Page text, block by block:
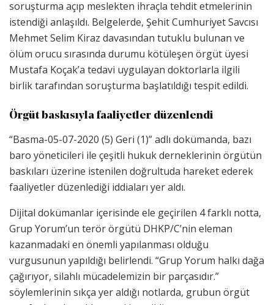
soruşturma açıp meslekten ihraçla tehdit etmelerinin
istendiği anlaşıldı. Belgelerde, Şehit Cumhuriyet Savcısı
Mehmet Selim Kiraz davasından tutuklu bulunan ve
ölüm orucu sırasında durumu kötüleşen örgüt üyesi
Mustafa Koçak’a tedavi uygulayan doktorlarla ilgili
birlik tarafından soruşturma başlatıldığı tespit edildi.
Örgüt baskısıyla faaliyetler düzenlendi
“Basma-05-07-2020 (5) Geri (1)” adlı dokümanda, bazı
baro yöneticileri ile çeşitli hukuk derneklerinin örgütün
baskıları üzerine istenilen doğrultuda hareket ederek
faaliyetler düzenlediği iddiaları yer aldı.
Dijital dokümanlar içerisinde ele geçirilen 4 farklı notta,
Grup Yorum’un terör örgütü DHKP/C’nin eleman
kazanmadaki en önemli yapılanması olduğu
vurgusunun yapıldığı belirlendi. “Grup Yorum halkı dağa
çağırıyor, silahlı mücadelemizin bir parçasıdır.”
söylemlerinin sıkça yer aldığı notlarda, grubun örgüt